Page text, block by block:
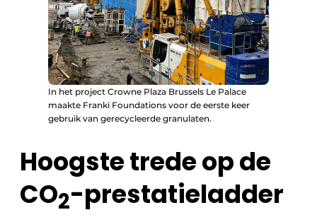
In het project Crowne Plaza Brussels Le Palace
maakte Franki Foundations voor de eerste keer
gebruik van gerecycleerde granulaten.
Hoogste trede op de
CO2-prestatieladder